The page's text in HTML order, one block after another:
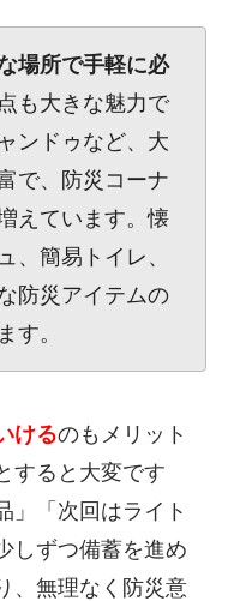
場所で手軽に必
点も大きな魅力で
ンドゥなど、大
で、防災コーナ
えています。懐
、簡易トイレ、
防災アイテムの
す。
けるのもメリット
すると大変です
」「次回はライト
しずつ備蓄を進め
、無理なく防災意